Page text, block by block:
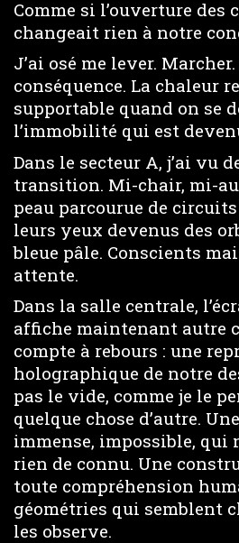
Comme si l’ouverture des
changeait rien à notre
J’ai osé me lever.
conséquence. La chaleur
supportable quand on se
l’immobilité qui est
Dans le secteur A, j’ai vu
transition. Mi-chair, mi-
peau parcourue de
leurs yeux devenus des
bleue pâle. Conscients
attente.
Dans la salle centrale,
affiche maintenant autre
compte à rebours : une
holographique de notre
pas le vide, comme je le
quelque chose d’autre.
immense, impossible, qui
rien de connu. Une
toute compréhension
géométries qui semblent
les observe.